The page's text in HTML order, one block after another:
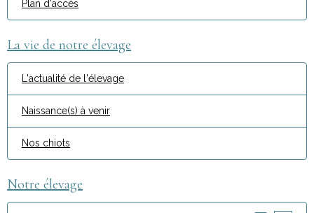
Plan d'accès
La vie de notre élevage
L'actualité de l'élevage
Naissance(s) à venir
Nos chiots
Notre élevage